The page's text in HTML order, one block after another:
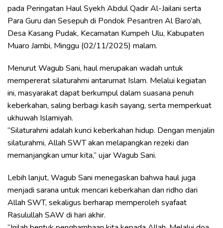
pada Peringatan Haul Syekh Abdul Qadir Al-Jailani serta
Para Guru dan Sesepuh di Pondok Pesantren Al Baro’ah,
Desa Kasang Pudak, Kecamatan Kumpeh Ulu, Kabupaten
Muaro Jambi, Minggu (02/11/2025) malam.
Menurut Wagub Sani, haul merupakan wadah untuk
mempererat silaturahmi antarumat Islam. Melalui kegiatan
ini, masyarakat dapat berkumpul dalam suasana penuh
keberkahan, saling berbagi kasih sayang, serta memperkuat
ukhuwah Islamiyah.
“Silaturahmi adalah kunci keberkahan hidup. Dengan menjalin
silaturahmi, Allah SWT akan melapangkan rezeki dan
memanjangkan umur kita,” ujar Wagub Sani.
Lebih lanjut, Wagub Sani menegaskan bahwa haul juga
menjadi sarana untuk mencari keberkahan dan ridho dari
Allah SWT, sekaligus berharap memperoleh syafaat
Rasulullah SAW di hari akhir.